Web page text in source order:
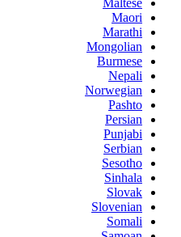
Maltese
Maori
Marathi
Mongolian
Burmese
Nepali
Norwegian
Pashto
Persian
Punjabi
Serbian
Sesotho
Sinhala
Slovak
Slovenian
Somali